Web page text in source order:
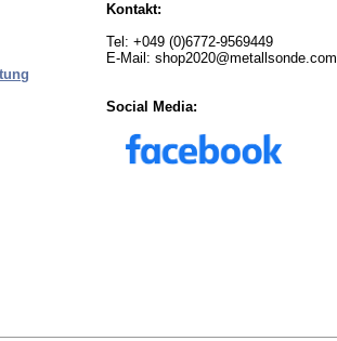
Kontakt:
Tel: +049 (0)6772-9569449
E-Mail: shop2020@metallsonde.com
Social Media: